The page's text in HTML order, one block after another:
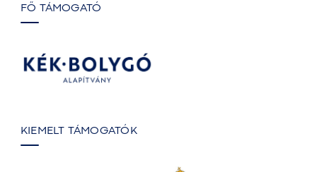
FŐ TÁMOGATÓ
KIEMELT TÁMOGATÓK